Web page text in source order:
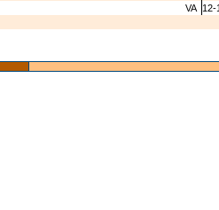
VA 12-